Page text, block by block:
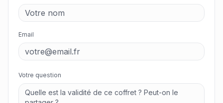
Email
Votre question